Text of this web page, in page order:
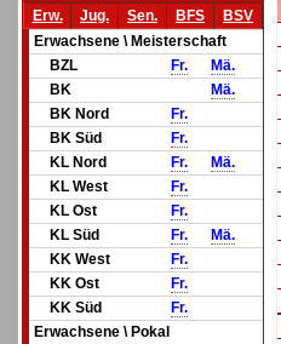
Erw.
Jug. Sen. BFS
BSV
Erwachsene \ Meisterschaft
BZL
Fr.
Mä.
BK
Mä.
BK Nord
Fr.
BK Süd
Fr.
KL Nord
Fr.
Mä.
KL West
Fr.
KL Ost
Fr.
KL Süd
Fr.
Mä.
KK West
Fr.
KK Ost
Fr.
KK Süd
Fr.
Erwachsene \ Pokal